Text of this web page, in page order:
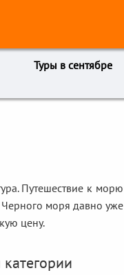
Туры в сентябре
Путешествие к морю
моря давно уже
цену.